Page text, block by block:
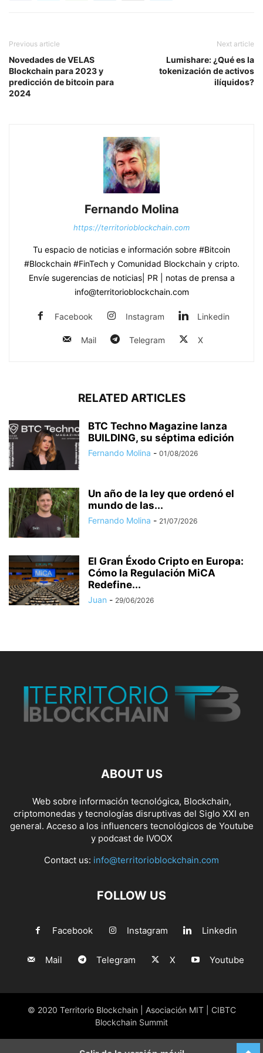
Previous article
Novedades de VELAS
Blockchain para 2023 y
predicción de bitcoin para
2024
Next article
Lumishare: ¿Qué es la
tokenización de activos
ilíquidos?
Fernando Molina
https://territorioblockchain.com
Tu espacio de noticias e información sobre #Bitcoin
#Blockchain #FinTech y Comunidad Blockchain y cripto.
Envíe sugerencias de noticias| PR | notas de prensa a
info@territorioblockchain.com
Facebook Instagram Linkedin
Mail Telegram X
RELATED ARTICLES
BTC Techno Magazine lanza
BUILDING, su séptima edición
Fernando Molina - 01/08/2026
Un año de la ley que ordenó el
mundo de las...
Fernando Molina - 21/07/2026
El Gran Éxodo Cripto en Europa:
Cómo la Regulación MiCA
Redefine...
Juan - 29/06/2026
ABOUT US
Web sobre información tecnológica, Blockchain,
criptomonedas y tecnologías disruptivas del Siglo XXI en
general. Acceso a los influencers tecnológicos de Youtube
y podcast de IVOOX
Contact us: info@territorioblockchain.com
FOLLOW US
Facebook Instagram Linkedin
Mail Telegram X Youtube
© 2020 Territorio Blockchain | Asociación MIT | CIBTC
Blockchain Summit